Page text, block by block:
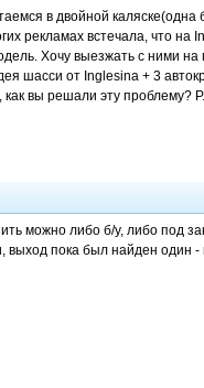
в двойной каляске(одна
рекламах встечала, что на
Хочу выезжать с ними
шасси от Inglesina + 3
вы решали эту проблему?
можно либо б/у, либо под
пока был найден один